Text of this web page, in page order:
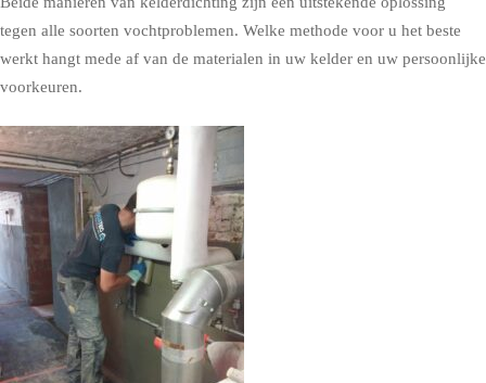
tegen alle soorten vochtproblemen. Welke methode voor u het beste
werkt hangt mede af van de materialen in uw kelder en uw persoonlijke
voorkeuren.